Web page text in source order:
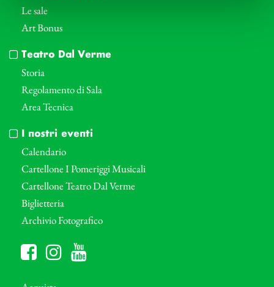
Le sale
Art Bonus
Teatro Dal Verme
Storia
Regolamento di Sala
Area Tecnica
I nostri eventi
Calendario
Cartellone I Pomeriggi Musicali
Cartellone Teatro Dal Verme
Biglietteria
Archivio Fotografico